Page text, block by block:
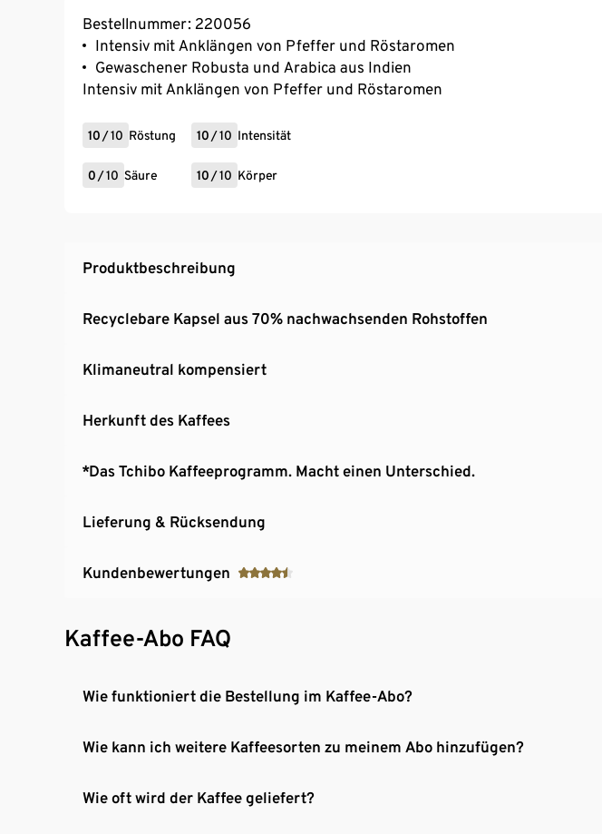
Bestellnummer: 220056
Intensiv mit Anklängen von Pfeffer und Röstaromen
Gewaschener Robusta und Arabica aus Indien
Intensiv mit Anklängen von Pfeffer und Röstaromen
10 /10 Röstung 10 /10 Intensität
0 /10 Säure 10 /10 Körper
Produktbeschreibung
Recyclebare Kapsel aus 70% nachwachsenden Rohstoffen
Klimaneutral kompensiert
Herkunft des Kaffees
*Das Tchibo Kaffeeprogramm. Macht einen Unterschied.
Lieferung & Rücksendung
Kundenbewertungen
Kaffee-Abo FAQ
Wie funktioniert die Bestellung im Kaffee-Abo?
Wie kann ich weitere Kaffeesorten zu meinem Abo hinzufügen?
Wie oft wird der Kaffee geliefert?